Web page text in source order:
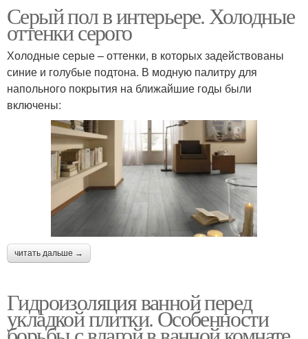
Серый пол в интерьере. Холодные
оттенки серого
Холодные серые – оттенки, в которых задействованы
синие и голубые подтона. В модную палитру для
напольного покрытия на ближайшие годы были
включены:
читать дальше →
Гидроизоляция ванной перед
укладкой плитки. Особенности